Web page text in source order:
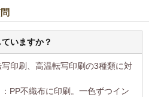
いますか？
印刷、高温転写印刷の3種類に対
：PP不織布に印刷。一色ずつイン